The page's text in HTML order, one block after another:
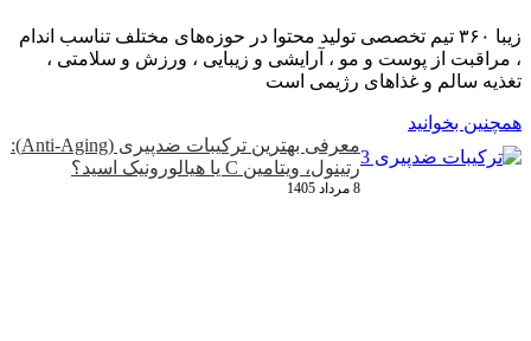
زیبا ۳۶۰ تیم تخصصی تولید محتوا در حوزه‌های مختلف تناسب اندام
، مراقبت از پوست و مو ، آرایشی و زیبایی ، ورزش و سلامتی ،
تغذیه سالم و غذاهای رژیمی است
همچنین بخوانید
معرفی بهترین ترکیبات ضدپیری (Anti-Aging):
رتینول، ویتامین C یا هیالورونیک اسید؟
8 مرداد 1405